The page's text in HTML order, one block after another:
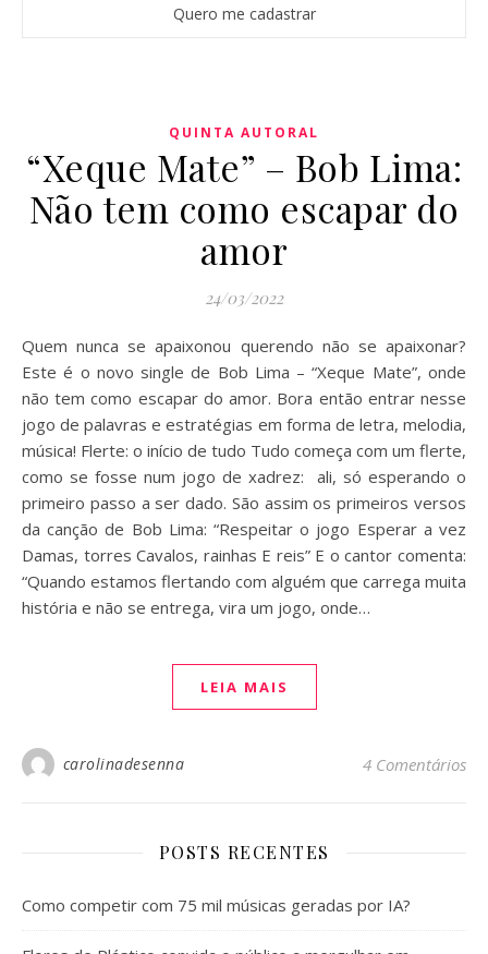
QUINTA AUTORAL
“Xeque Mate” – Bob Lima:
Não tem como escapar do
amor
24/03/2022
Quem nunca se apaixonou querendo não se apaixonar?
Este é o novo single de Bob Lima – “Xeque Mate”, onde
não tem como escapar do amor. Bora então entrar nesse
jogo de palavras e estratégias em forma de letra, melodia,
música! Flerte: o início de tudo Tudo começa com um flerte,
como se fosse num jogo de xadrez: ali, só esperando o
primeiro passo a ser dado. São assim os primeiros versos
da canção de Bob Lima: “Respeitar o jogo Esperar a vez
Damas, torres Cavalos, rainhas E reis” E o cantor comenta:
“Quando estamos flertando com alguém que carrega muita
história e não se entrega, vira um jogo, onde…
LEIA MAIS
carolinadesenna 4 Comentários
POSTS RECENTES
Como competir com 75 mil músicas geradas por IA?